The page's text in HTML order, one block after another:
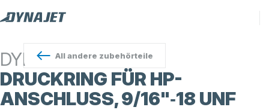
Allandere zubehörteile
DYNAJET
DRUCKRING FÜR HP-
ANSCHLUSS, 9/16"‑18 UNF